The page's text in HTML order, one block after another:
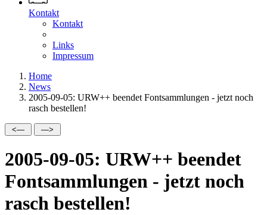
Kontakt
Kontakt
Links
Impressum
Home
News
2005-09-05: URW++ beendet Fontsammlungen - jetzt noch
rasch bestellen!
2005-09-05: URW++ beendet
Fontsammlungen - jetzt noch
rasch bestellen!